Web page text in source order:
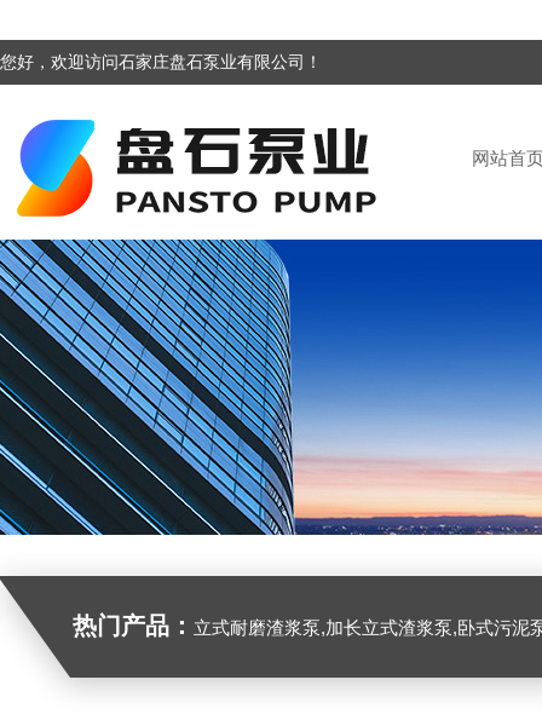
您好，欢迎访问石家庄盘石泵业有限公司！
网站首
热门产品： 立式耐磨渣浆泵,加长立式渣浆泵,卧式污泥